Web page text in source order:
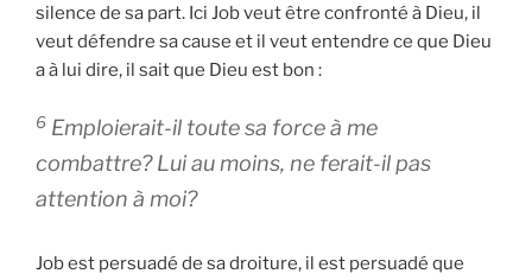
silence de sa part. Ici Job veut être confronté à Dieu, il
veut défendre sa cause et il veut entendre ce que Dieu
a à lui dire, il sait que Dieu est bon :
6 Emploierait-il toute sa force à me
combattre? Lui au moins, ne ferait-il pas
attention à moi?
Job est persuadé de sa droiture, il est persuadé que